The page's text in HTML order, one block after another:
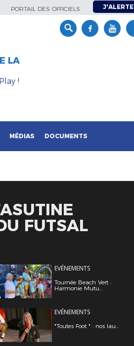
PORTAIL DES OFFICIELS J'ALERTE
LA
!
MÉDIAS DOCUMENTS
FUTSAL
EVÉNEMENTS
Tournée Beach Vert :
Harmonie Mutu...
EVÉNEMENTS
"Toutes Foot " : nos lau...